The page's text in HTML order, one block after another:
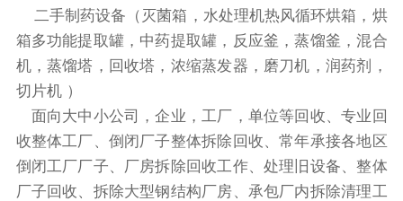
二手制药设备（灭菌箱，水处理机热风循环烘箱，烘
箱多功能提取罐，中药提取罐，反应釜，蒸馏釜，混合
机，蒸馏塔，回收塔，浓缩蒸发器，磨刀机，润药剂，
切片机 ）
面向大中小公司，企业，工厂，单位等回收、专业回
收整体工厂、倒闭厂子整体拆除回收、常年承接各地区
倒闭工厂厂子、厂房拆除回收工作、处理旧设备、整体
厂子回收、拆除大型钢结构厂房、承包厂内拆除清理工